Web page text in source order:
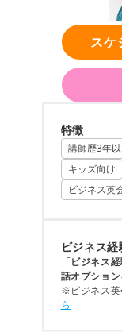
スケ
特徴
講師歴3年
キッズ向け
ビジネス英
ビジネス
「ビジネス
話オプショ
※ビジネス英
ら